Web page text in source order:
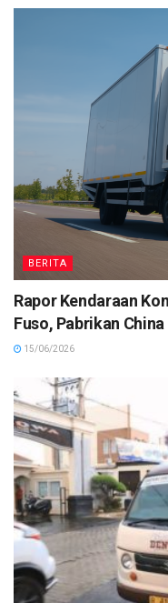
BERITA
Rapor Kendaraan
Fuso, Pabrikan
15/06/2026